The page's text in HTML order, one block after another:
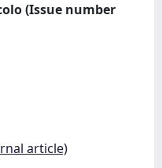
(Issue number
article)